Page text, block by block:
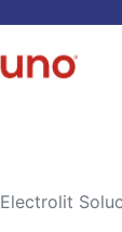
Electrolit